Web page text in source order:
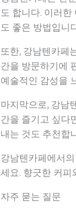
도 합니다. 이러
도 좋은 방법입니
또한, 강남텐카페
간을 방문하기에
예술적인 감성을
마지막으로, 강남
간을 즐기고 싶다
내는 것도 추천합
강남텐카페에서
세요. 향긋한 커피
자주 묻는 질문